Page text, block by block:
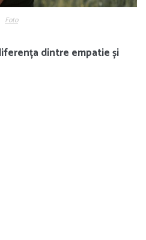
Foto
dintre empatie și